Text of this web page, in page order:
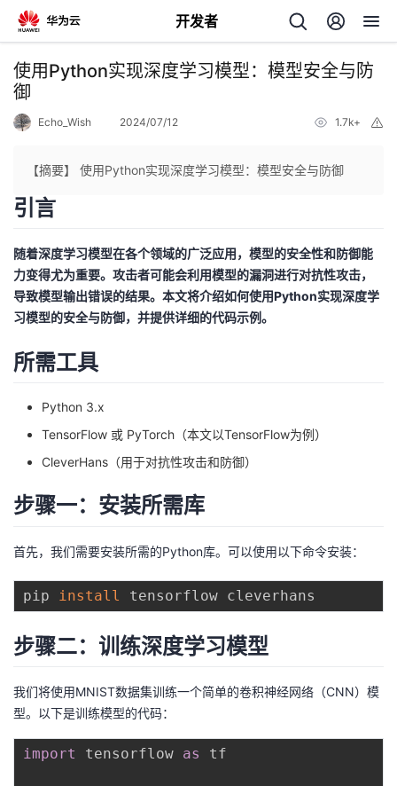
开发者
返
回
个
人
主
我
的
者
我
的
博
客
我
的
论
坛
我
的
圈
子
我
的
直
我
的
我
使用Python实现深度学习模型：模型安全与防
御
Echo_Wish 2024/07/12 1.7k+
【摘要】 使用Python实现深度学习模型：模型安全与防御
引言
随着深度学习模型在各个领域的广泛应用，模型的安全性和防御能
力变得尤为重要。攻击者可能会利用模型的漏洞进行对抗性攻击，
导致模型输出错误的结果。本文将介绍如何使用Python实现深度学
习模型的安全与防御，并提供详细的代码示例。
所需工具
Python 3.x
TensorFlow 或 PyTorch（本文以TensorFlow为例）
CleverHans（用于对抗性攻击和防御）
步骤一：安装所需库
首先，我们需要安装所需的Python库。可以使用以下命令安装：
pip install
步骤二：训练深度学习模型
我们将使用MNIST数据集训练一个简单的卷积神经网络（CNN）模
型。以下是训练模型的代码：
import tensorflow as tf